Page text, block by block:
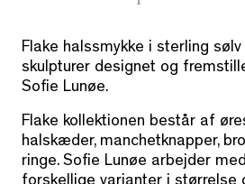
Flake halssmykke i sterling
skulpturer designet og
Sofie Lunøe.
Flake kollektionen består af
halskæder, manchetknapper,
ringe. Sofie Lunøe arbejder